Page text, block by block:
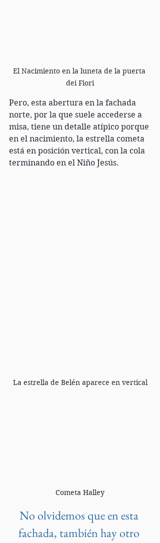
El Nacimiento en la luneta de la puerta
dei Fiori
Pero, esta abertura en la fachada
norte, por la que suele accederse a
misa, tiene un detalle atípico porque
en el nacimiento, la estrella cometa
está en posición vertical, con la cola
terminando en el Niño Jesús.
La estrella de Belén aparece en vertical
Cometa Halley
No olvidemos que en esta
fachada, también hay otro